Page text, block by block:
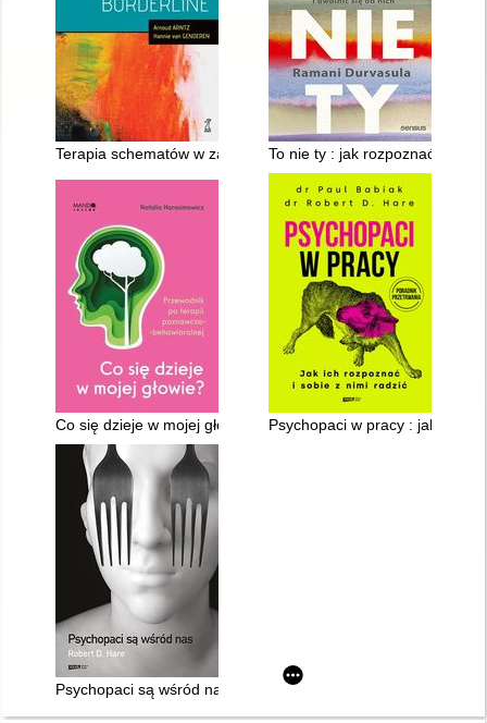
Terapia schematów w zaburzeniu osobowości typu borderline
To nie ty : jak rozpoznać
Co się dzieje w mojej głowie? : przewodnik po terapii
Psychopaci w pracy : jak ich
Psychopaci są wśród nas